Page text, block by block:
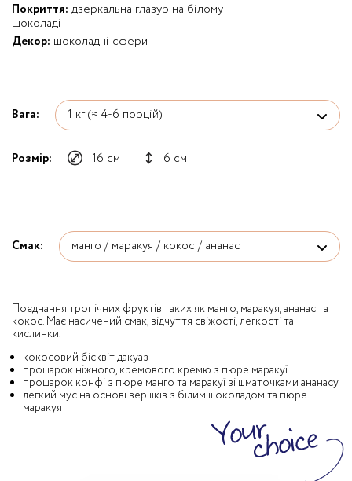
Покриття: дзеркальна глазур на білому
шоколаді
Декор: шоколадні сфери
Вага:
Розмір: 16 см 6 см
Смак:
Поєднання тропічних фруктів таких як манго, маракуя, ананас та
кокос. Має насичений смак, відчуття свіжості, легкості та
кислинки.
кокосовий бісквіт дакуаз
прошарок ніжного, кремового кремю з пюре маракуї
прошарок конфі з пюре манго та маракуї зі шматочками ананасу
легкий мус на основі вершків з білим шоколадом та пюре
маракуя